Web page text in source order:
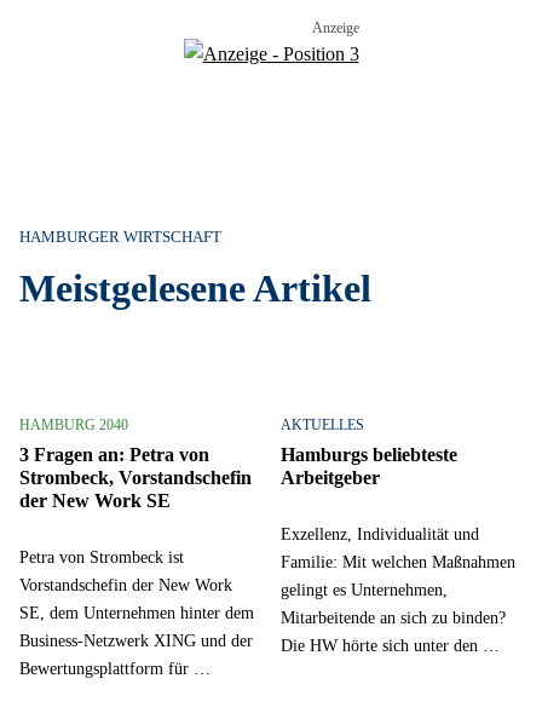
HAMBURGER WIRTSCHAFT
Meistgelesene Artikel
HAMBURG 2040
3 Fragen an: Petra von
Strombeck, Vorstandschefin
der New Work SE
Petra von Strombeck ist
Vorstandschefin der New Work
SE, dem Unternehmen hinter dem
Business-Netzwerk XING und der
Bewertungsplattform für …
AKTUELLES
Hamburgs beliebteste
Arbeitgeber
Exzellenz, Individualität und
Familie: Mit welchen Maßnahmen
gelingt es Unternehmen,
Mitarbeitende an sich zu binden?
Die HW hörte sich unter den …